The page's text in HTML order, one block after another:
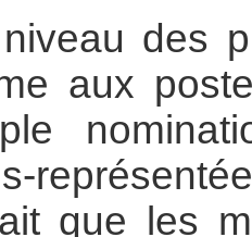
des
aux
que les